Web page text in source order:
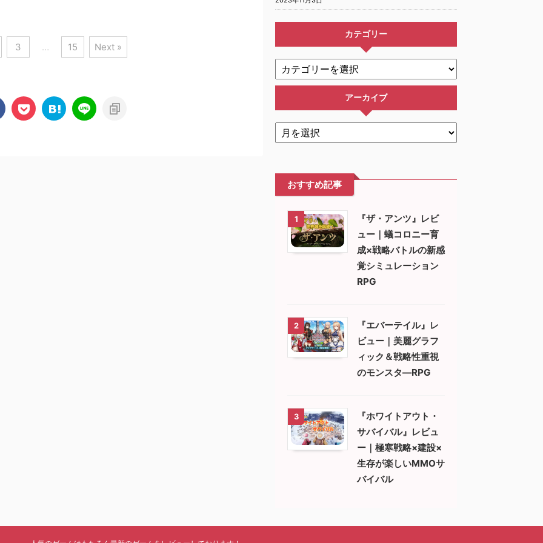
3 … 15 Next »
カテゴリー
アーカイブ
おすすめ記事
1
『ザ・アンツ』レビ
ュー｜蟻コロニー育
成×戦略バトルの新感
覚シミュレーション
RPG
2
『エバーテイル』レ
ビュー｜美麗グラフ
ィック＆戦略性重視
のモンスタ―RPG
3
『ホワイトアウト・
サバイバル』レビュ
ー｜極寒戦略×建設×
生存が楽しいMMOサ
バイバル